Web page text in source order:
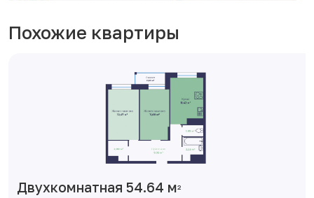
Похожие квартиры
Двухкомнатная 54.64 м2